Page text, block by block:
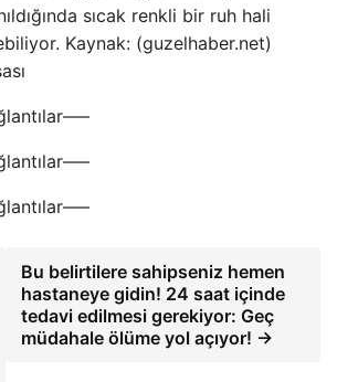
sıcak renkli bir ruh hali
Kaynak: (guzelhaber.net)
Bu belirtilere sahipseniz hemen
hastaneye gidin! 24 saat içinde
tedavi edilmesi gerekiyor: Geç
müdahale ölüme yol açıyor! →